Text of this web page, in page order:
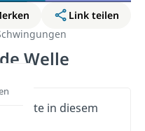
Link teilen
Welle
Inhalte in diesem